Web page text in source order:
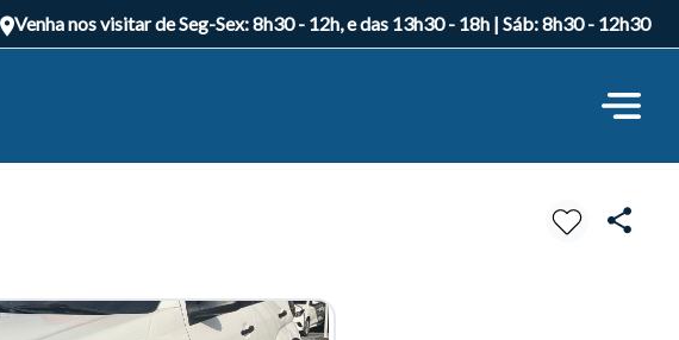
Venha nos visitar de Seg-Sex: 8h30 - 12h, e das 13h30 - 18h | Sáb: 8h30 - 12h30